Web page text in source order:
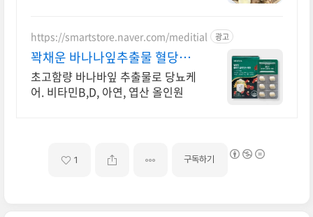
https://smartstore.naver.com/meditial 광고
꽉채운 바나나잎추출물 혈당컷
식약처 기능성 인정원료 사용
초고함량 바나바잎 추출물로 당뇨케
어. 비타민B,D, 아연, 엽산 올인원
1 구독하기